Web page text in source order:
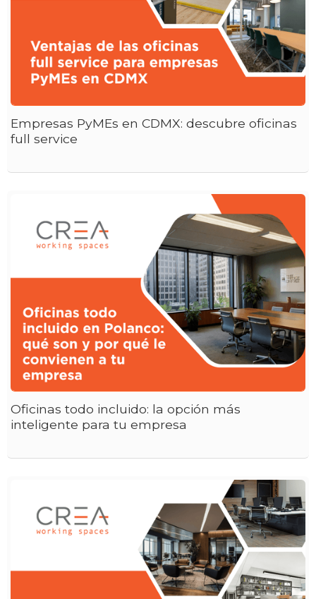
Empresas PyMEs en CDMX: descubre oficinas
full service
Oficinas todo incluido: la opción más
inteligente para tu empresa